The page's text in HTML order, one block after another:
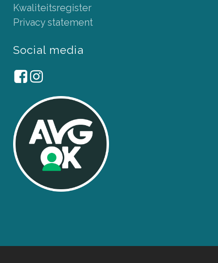
Kwaliteitsregister
Privacy statement
Social media